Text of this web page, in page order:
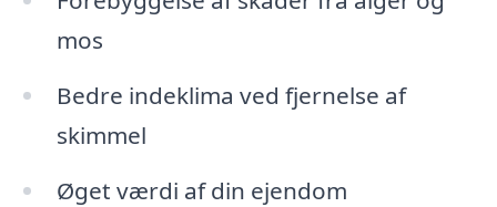
mos
Bedre indeklima ved fjernelse af
skimmel
Øget værdi af din ejendom